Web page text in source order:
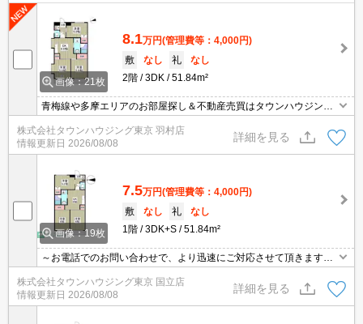
画像：21枚
8.1万円(管理費等：4,000円)
敷
なし 礼
なし
2階
3DK 51.84m²
青梅線や多摩エリアのお部屋探し＆不動産売買はタウンハウジング
羽村店にお任せを！ご来店時無料駐車場ご用意あります！
株式会社タウンハウジング東京 羽村店
情報更新日 2026/08/08
詳細を見る
画像：19枚
7.5万円(管理費等：4,000円)
敷
なし 礼
なし
1階
3DK+S 51.84m²
～お電話でのお問い合わせで、より迅速にご対応させて頂きます～
地域密着タウンハウジング【国立店】まで～
株式会社タウンハウジング東京 国立店
情報更新日 2026/08/08
詳細を見る